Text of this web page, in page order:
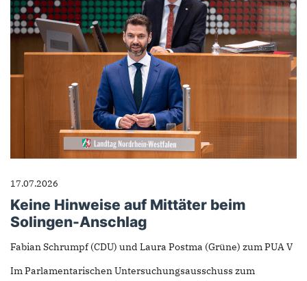
17.07.2026
Keine Hinweise auf Mittäter beim
Solingen-Anschlag
Fabian Schrumpf (CDU) und Laura Postma (Grüne) zum PUA V
Im Parlamentarischen Untersuchungsausschuss zum